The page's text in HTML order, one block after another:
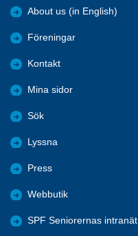
About us (in English)
Föreningar
Kontakt
Mina sidor
Sök
Lyssna
Press
Webbutik
SPF Seniorernas intranät